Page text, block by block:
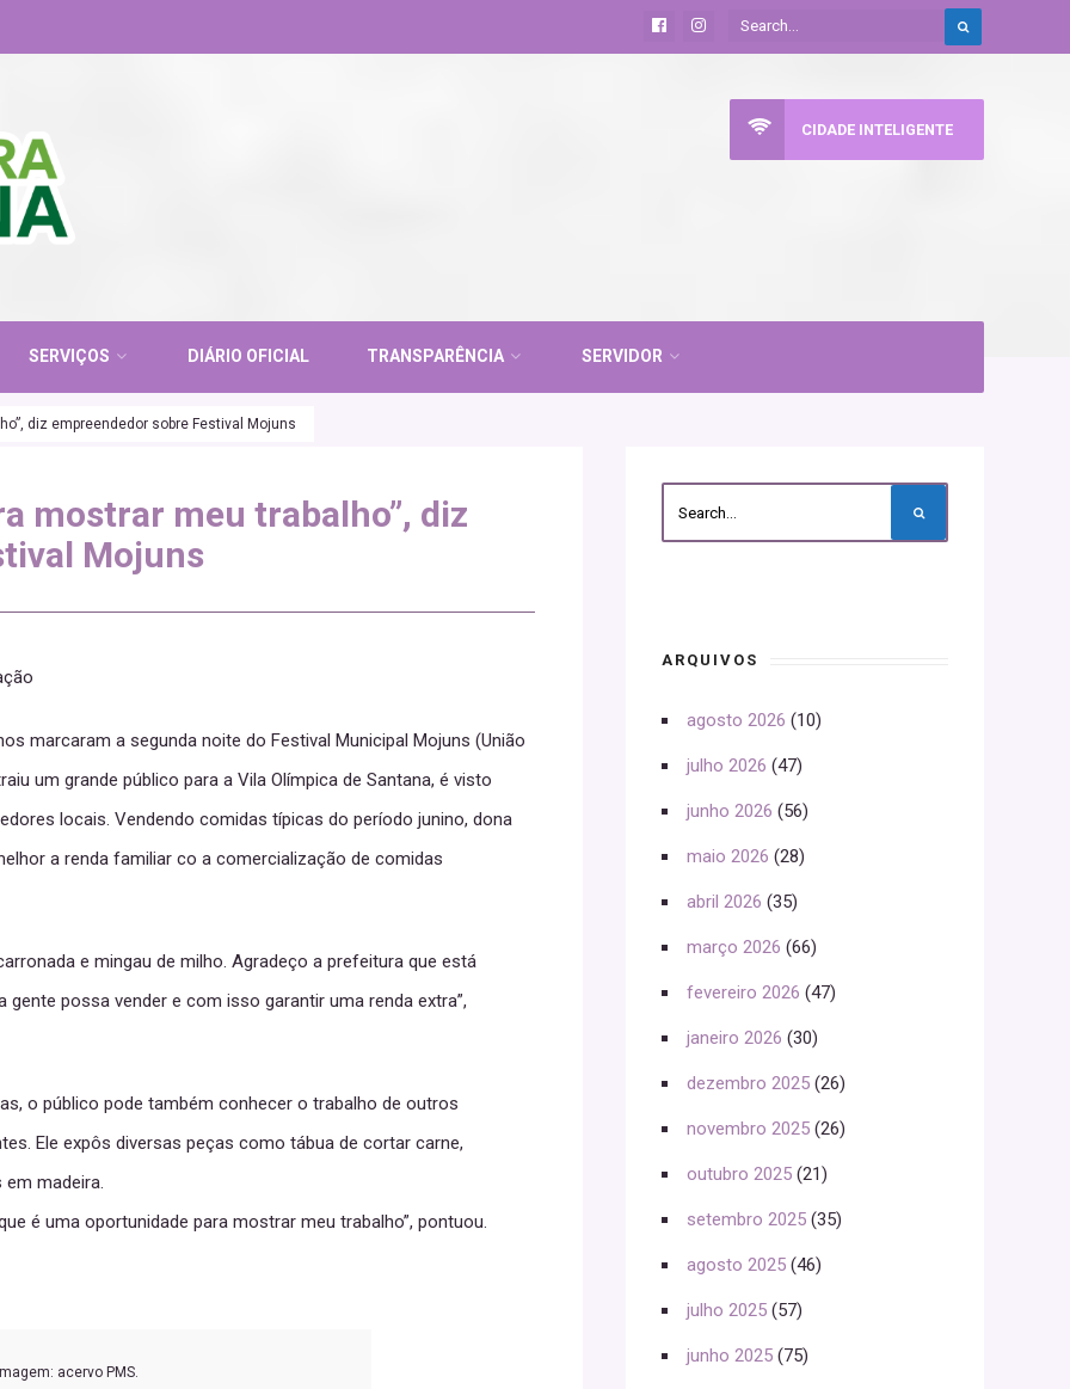
SERVIÇOS DIÁRIO OFICIAL TRANSPARÊNCIA SERVIDOR
CIDADE INTELIGENTE
diz empreendedor sobre Festival Mojuns
mostrar meu trabalho”, diz
Mojuns
marcaram a segunda noite do Festival Municipal Mojuns (União
um grande público para a Vila Olímpica de Santana, é visto
locais. Vendendo comidas típicas do período junino, dona
a renda familiar co a comercialização de comidas
e mingau de milho. Agradeço a prefeitura que está
possa vender e com isso garantir uma renda extra”,
o público pode também conhecer o trabalho de outros
Ele expôs diversas peças como tábua de cortar carne,
madeira.
é uma oportunidade para mostrar meu trabalho”, pontuou.
Imagem: acervo PMS.
ARQUIVOS
agosto 2026 (10)
julho 2026 (47)
junho 2026 (56)
maio 2026 (28)
abril 2026 (35)
março 2026 (66)
fevereiro 2026 (47)
janeiro 2026 (30)
dezembro 2025 (26)
novembro 2025 (26)
outubro 2025 (21)
setembro 2025 (35)
agosto 2025 (46)
julho 2025 (57)
junho 2025 (75)